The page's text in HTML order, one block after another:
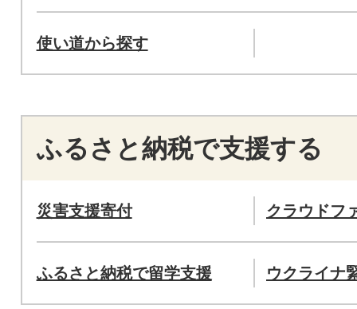
使い道から探す
ふるさと納税で支援する
災害支援寄付 クラウドフ
ふるさと納税で留学支援 ウクライナ